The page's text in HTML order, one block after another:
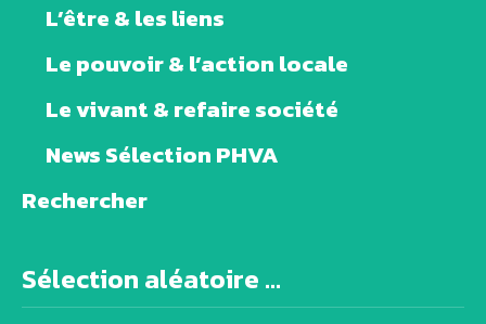
L’être & les liens
Le pouvoir & l’action locale
Le vivant & refaire société
News Sélection PHVA
Rechercher
Sélection aléatoire ...